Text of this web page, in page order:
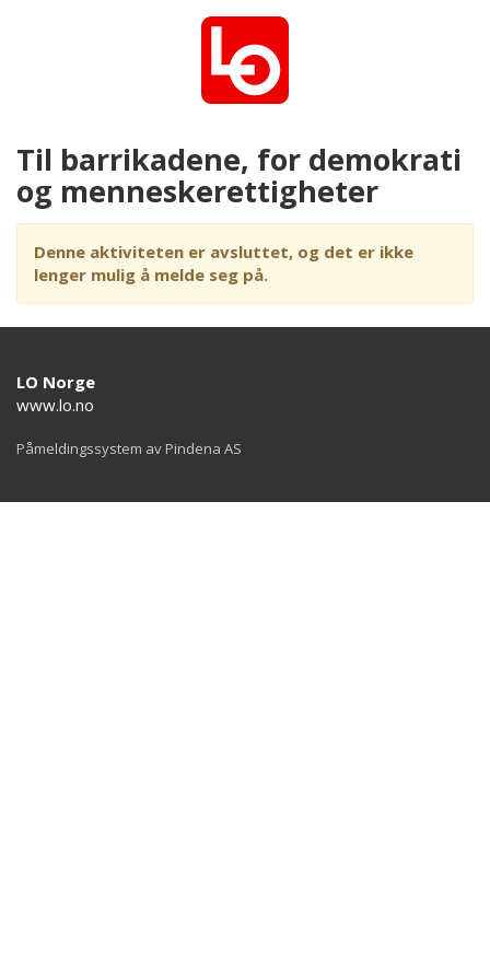
Til barrikadene, for demokrati
og menneskerettigheter
Denne aktiviteten er avsluttet, og det er ikke
lenger mulig å melde seg på.
LO Norge
www.lo.no
Påmeldingssystem av Pindena AS